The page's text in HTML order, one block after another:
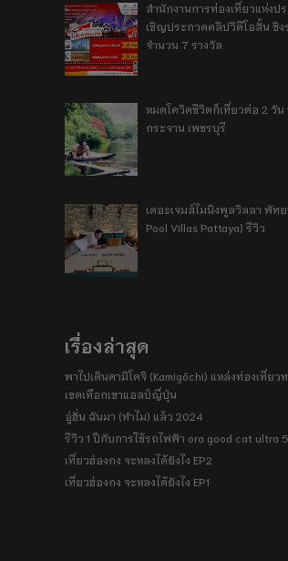
สำนักงานการท่องเที่ยวแห่งป
เชิญประกวดคลิปวิดีโอสั้น ชิง
จำนวน 7 รางวัล
หมดโควิดชีวิตก็เที่ยวต่อ 2 วัน
กระจาน เพชรบุรี
เดอะเจมส์ไมนิงพูลวิลลา พัทย
Pool Villas Pattaya) รีวิว
เรื่องล่าสุด
พาไปเดินคามิโคจิ (Kamigōchi) แหล่งท่องเที่ยว
เขตเทือกเขาแอลป์ญี่ปุ่น
อู่ฮั่น ฉันมา (ทำไม) แล้ว 2024
รีวิว 1 ปีกับการใช้รถไฟฟ้า ora good cat ultra
เที่ยวฮ่องกง จะหลงได้ยังไง EP2
เที่ยวฮ่องกง จะหลงได้ยังไง EP1